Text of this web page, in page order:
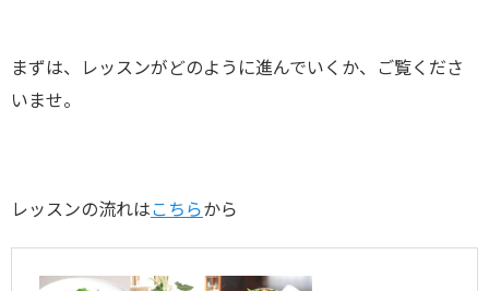
まずは、レッスンがどのように進んでいくか、ご覧くださ
いませ。
レッスンの流れはこちらから